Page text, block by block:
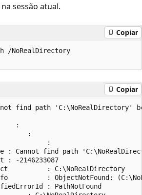
sessão atual.
Copiar
/NoRealDirectory
Copiar
find path 'C:\NoRealDirectory'
:
:
:
: Cannot find path
: -2146233087
: C:\NoRealDirectory
: ObjectNotFound:
: PathNotFound